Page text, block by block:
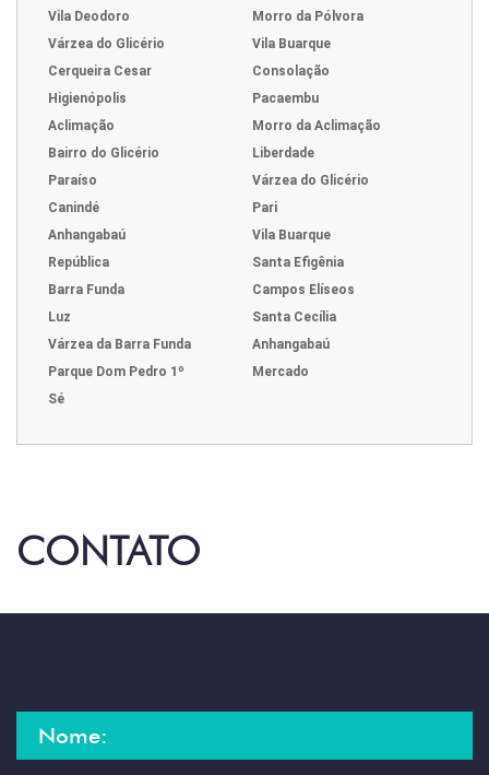
Vila Deodoro
Morro da Pólvora
Várzea do Glicério
Vila Buarque
Cerqueira Cesar
Consolação
Higienópolis
Pacaembu
Aclimação
Morro da Aclimação
Bairro do Glicério
Liberdade
Paraíso
Várzea do Glicério
Canindé
Pari
Anhangabaú
Vila Buarque
República
Santa Efigênia
Barra Funda
Campos Elíseos
Luz
Santa Cecília
Várzea da Barra Funda
Anhangabaú
Parque Dom Pedro 1º
Mercado
Sé
CONTATO